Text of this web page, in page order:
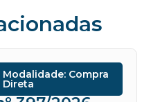
Modalidade: Compra
Direta